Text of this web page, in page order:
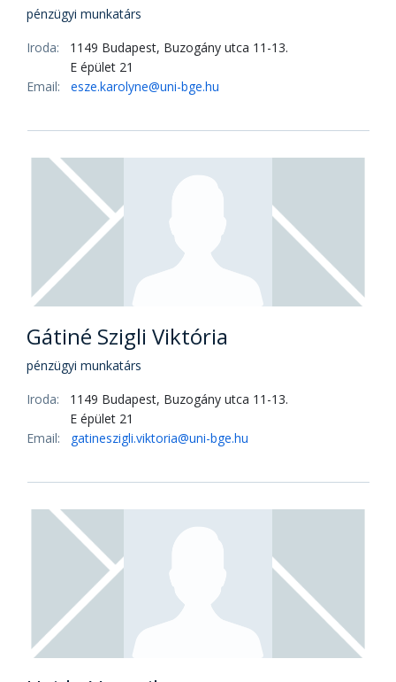
pénzügyi munkatárs
Iroda:
1149 Budapest, Buzogány utca 11-13.
E épület 21
Email:
esze.karolyne@uni-bge.hu
Gátiné Szigli Viktória
pénzügyi munkatárs
Iroda:
1149 Budapest, Buzogány utca 11-13.
E épület 21
Email:
gatineszigli.viktoria@uni-bge.hu